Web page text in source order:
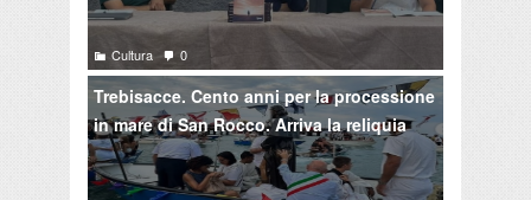
Cultura 0
Trebisacce. Cento anni per la processione
in mare di San Rocco. Arriva la reliquia